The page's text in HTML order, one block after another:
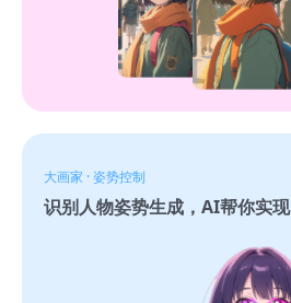
大画家 · 姿势控制
识别人物姿势生成，AI帮你实现